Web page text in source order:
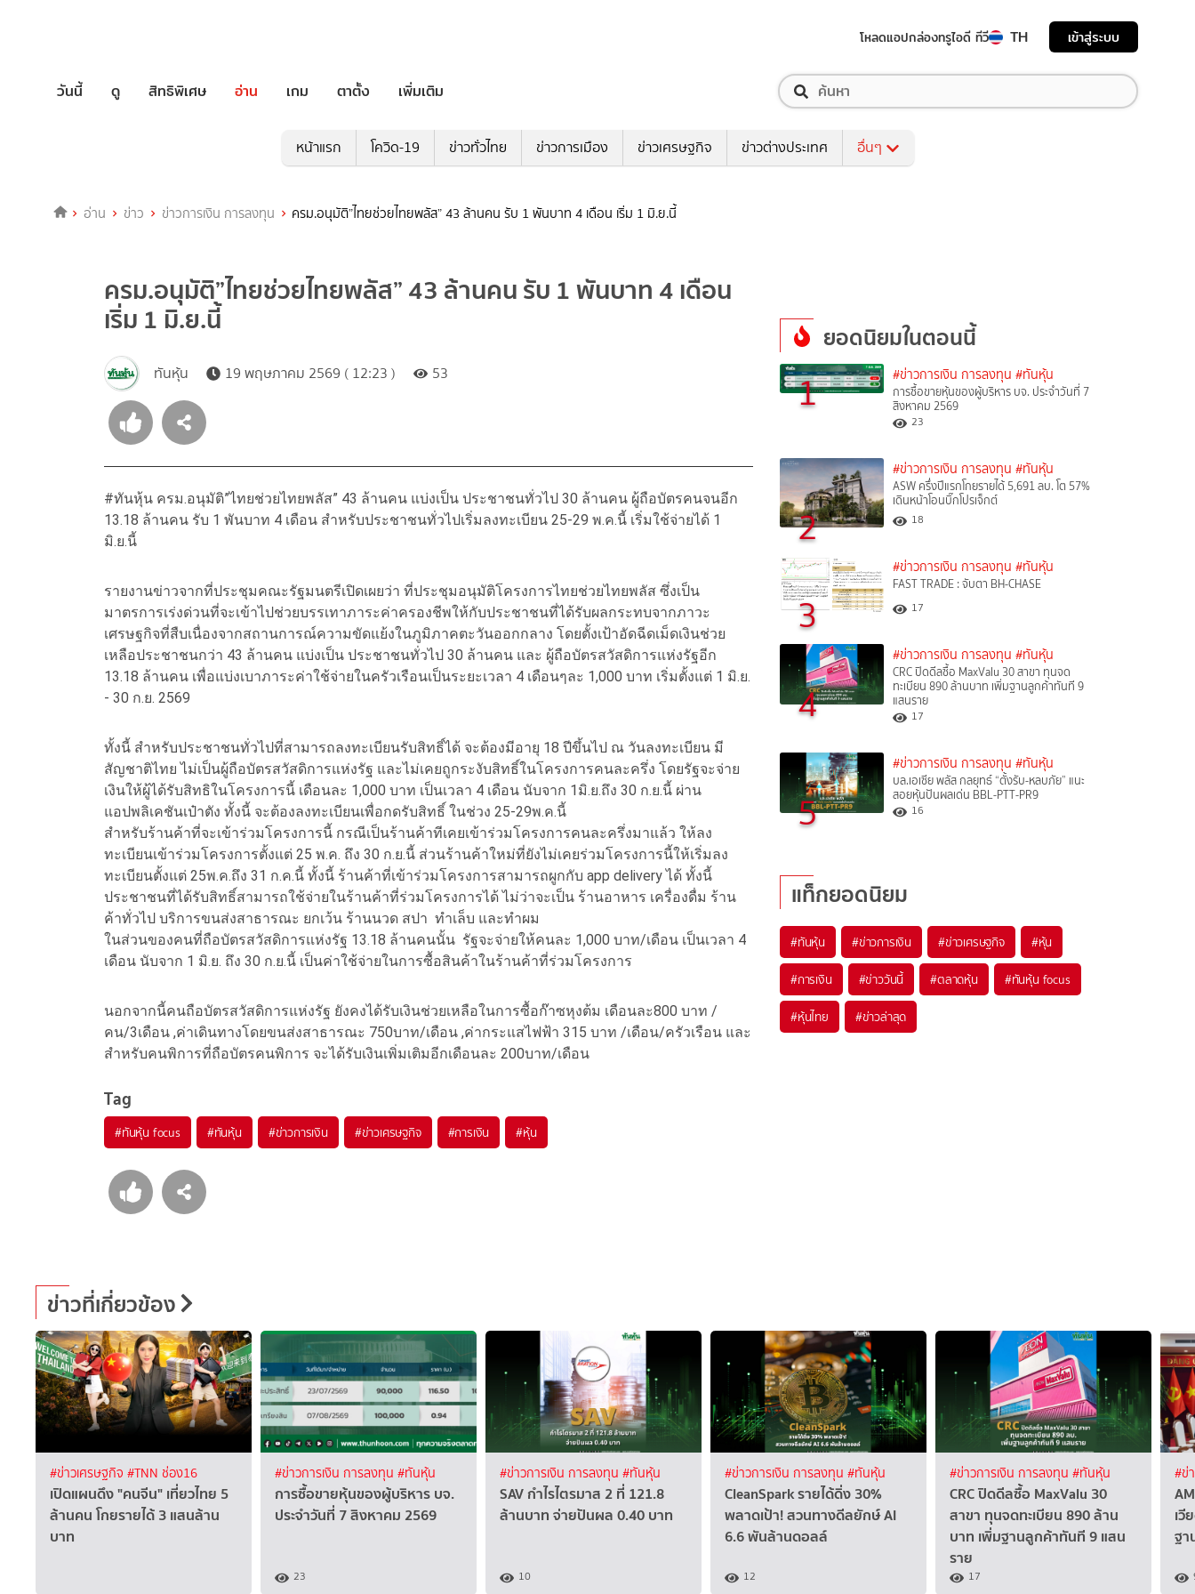
โหลดแอปกล่องทรูไอดี ทีวี TH เข้าสู่ระบบ
วันนี้ ดู สิทธิพิเศษ อ่าน เกม ตาตั้ง เพิ่มเติม
หน้าแรก โควิด-19 ข่าวทั่วไทย ข่าวการเมือง ข่าวเศรษฐกิจ ข่าวต่างประเทศ อื่นๆ
อ่าน ข่าว ข่าวการเงิน การลงทุน ครม.อนุมัติ”ไทยช่วยไทยพลัส” 43 ล้านคน รับ 1 พันบาท 4 เดือน เริ่ม 1 มิ.ย.นี้
ครม.อนุมัติ”ไทยช่วยไทยพลัส” 43 ล้านคน รับ 1 พันบาท 4 เดือน
เริ่ม 1 มิ.ย.นี้
ทันหุ้น 19 พฤษภาคม 2569 ( 12:23 ) 53
#ทันหุ้น ครม.อนุมัติ”ไทยช่วยไทยพลัส” 43 ล้านคน แบ่งเป็น ประชาชนทั่วไป 30 ล้านคน ผู้ถือบัตรคนจนอีก
13.18 ล้านคน รับ 1 พันบาท 4 เดือน สำหรับประชาชนทั่วไปเริ่มลงทะเบียน 25-29 พ.ค.นี้ เริ่มใช้จ่ายได้ 1
มิ.ย.นี้
รายงานข่าวจากที่ประชุมคณะรัฐมนตรีเปิดเผยว่า ที่ประชุมอนุมัติโครงการไทยช่วยไทยพลัส ซึ่งเป็น
มาตรการเร่งด่วนที่จะเข้าไปช่วยบรรเทาภาระค่าครองชีพให้กับประชาชนที่ได้รับผลกระทบจากภาวะ
เศรษฐกิจที่สืบเนื่องจากสถานการณ์ความขัดแย้งในภูมิภาคตะวันออกกลาง โดยตั้งเป้าอัดฉีดเม็ดเงินช่วย
เหลือประชาชนกว่า 43 ล้านคน แบ่งเป็น ประชาชนทั่วไป 30 ล้านคน และ ผู้ถือบัตรสวัสดิการแห่งรัฐอีก
13.18 ล้านคน เพื่อแบ่งเบาภาระค่าใช้จ่ายในครัวเรือนเป็นระยะเวลา 4 เดือนๆละ 1,000 บาท เริ่มตั้งแต่ 1 มิ.ย.
- 30 ก.ย. 2569
ทั้งนี้ สำหรับประชาชนทั่วไปที่สามารถลงทะเบียนรับสิทธิ์ได้ จะต้องมีอายุ 18 ปีขึ้นไป ณ วันลงทะเบียน มี
สัญชาติไทย ไม่เป็นผู้ถือบัตรสวัสดิการแห่งรัฐ และไม่เคยถูกระงับสิทธิ์ในโครงการคนละครึ่ง โดยรัฐจะจ่าย
เงินให้ผู้ได้รับสิทธิในโครงการนี้ เดือนละ 1,000 บาท เป็นเวลา 4 เดือน นับจาก 1มิ.ย.ถึง 30 ก.ย.นี้ ผ่าน
แอปพลิเคชันเป๋าตัง ทั้งนี้ จะต้องลงทะเบียนเพื่อกดรับสิทธิ์ ในช่วง 25-29พ.ค.นี้
สำหรับร้านค้าที่จะเข้าร่วมโครงการนี้ กรณีเป็นร้านค้าทีเคยเข้าร่วมโครงการคนละครึ่งมาแล้ว ให้ลง
ทะเบียนเข้าร่วมโครงการตั้งแต่ 25 พ.ค. ถึง 30 ก.ย.นี้ ส่วนร้านค้าใหม่ที่ยังไม่เคยร่วมโครงการนี้ให้เริ่มลง
ทะเบียนตั้งแต่ 25พ.ค.ถึง 31 ก.ค.นี้ ทั้งนี้ ร้านค้าที่เข้าร่วมโครงการสามารถผูกกับ app delivery ได้ ทั้งนี้
ประชาชนที่ได้รับสิทธิ์สามารถใช้จ่ายในร้านค้าที่ร่วมโครงการได้ ไม่ว่าจะเป็น ร้านอาหาร เครื่องดื่ม ร้าน
ค้าทั่วไป บริการขนส่งสาธารณะ ยกเว้น ร้านนวด สปา ทำเล็บ และทำผม
ในส่วนของคนที่ถือบัตรสวัสดิการแห่งรัฐ 13.18 ล้านคนนั้น รัฐจะจ่ายให้คนละ 1,000 บาท/เดือน เป็นเวลา 4
เดือน นับจาก 1 มิ.ย. ถึง 30 ก.ย.นี้ เป็นค่าใช้จ่ายในการซื้อสินค้าในร้านค้าที่ร่วมโครงการ
นอกจากนี้คนถือบัตรสวัสดิการแห่งรัฐ ยังคงได้รับเงินช่วยเหลือในการซื้อก๊าซหุงต้ม เดือนละ800 บาท /
คน/3เดือน ,ค่าเดินทางโดยขนส่งสาธารณะ 750บาท/เดือน ,ค่ากระแสไฟฟ้า 315 บาท /เดือน/ครัวเรือน และ
สำหรับคนพิการที่ถือบัตรคนพิการ จะได้รับเงินเพิ่มเติมอีกเดือนละ 200บาท/เดือน
Tag
#ทันหุ้น focus #ทันหุ้น #ข่าวการเงิน #ข่าวเศรษฐกิจ #การเงิน #หุ้น
ยอดนิยมในตอนนี้
1 #ข่าวการเงิน การลงทุน #ทันหุ้น
การซื้อขายหุ้นของผู้บริหาร บจ. ประจำวันที่ 7
สิงหาคม 2569
23
2
#ข่าวการเงิน การลงทุน #ทันหุ้น
ASW ครึ่งปีแรกโกยรายได้ 5,691 ลบ. โต 57%
เดินหน้าโอนบิ๊กโปรเจ็กต์
18
3
#ข่าวการเงิน การลงทุน #ทันหุ้น
FAST TRADE : จับตา BH-CHASE
17
4
#ข่าวการเงิน การลงทุน #ทันหุ้น
CRC ปิดดีลซื้อ MaxValu 30 สาขา ทุนจด
ทะเบียน 890 ล้านบาท เพิ่มฐานลูกค้าทันที 9
แสนราย
17
5
#ข่าวการเงิน การลงทุน #ทันหุ้น
บล.เอเซีย พลัส กลยุทธ์ “ตั้งรับ-หลบภัย” แนะ
สอยหุ้นปันผลเด่น BBL-PTT-PR9
16
แท็กยอดนิยม
#ทันหุ้น #ข่าวการเงิน #ข่าวเศรษฐกิจ #หุ้น
#การเงิน #ข่าววันนี้ #ตลาดหุ้น #ทันหุ้น focus
#หุ้นไทย #ข่าวล่าสุด
ข่าวที่เกี่ยวข้อง
#ข่าวเศรษฐกิจ #TNN ช่อง16
เปิดแผนดึง "คนจีน" เที่ยวไทย 5
ล้านคน โกยรายได้ 3 แสนล้าน
บาท
#ข่าวการเงิน การลงทุน #ทันหุ้น
การซื้อขายหุ้นของผู้บริหาร บจ.
ประจำวันที่ 7 สิงหาคม 2569
23
#ข่าวการเงิน การลงทุน #ทันหุ้น
SAV กำไรไตรมาส 2 ที่ 121.8
ล้านบาท จ่ายปันผล 0.40 บาท
10
#ข่าวการเงิน การลงทุน #ทันหุ้น
CleanSpark รายได้ดิ่ง 30%
พลาดเป้า! สวนทางดีลยักษ์ AI
6.6 พันล้านดอลล์
12
#ข่าวการเงิน การลงทุน #ทันหุ้น
CRC ปิดดีลซื้อ MaxValu 30
สาขา ทุนจดทะเบียน 890 ล้าน
บาท เพิ่มฐานลูกค้าทันที 9 แสน
ราย
17
#ข่
เ
ฐ